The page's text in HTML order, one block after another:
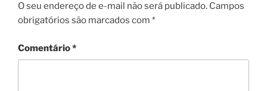
O seu endereço de e-mail não será publicado. Campos
obrigatórios são marcados com *
Comentário*